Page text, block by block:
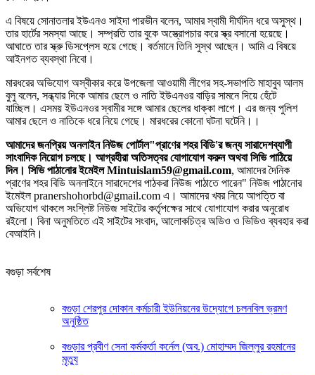
এ বিষয়ে সোনাতলার ইউএনও সাইদা পারভীন বলেন, আমার স্বামী দীর্ঘদিন ধরে অসুস্থ।
তার হার্টের সমস্যা আছে। সম্প্রতি তার বুকে অস্ত্রোপচার করে স্ক্র বসানো হয়েছে।
আঘাতে তার স্ক্রু ডিসপ্লেস হয়ে গেছে। বর্তমানে তিনি সুস্থ আছেন। আমি এ বিষয়ে
আইনগত ব্যবস্থা নিবো।
মারধরের অভিযোগ অস্বীকার করে উপজেলা আওয়ামী লীগের সহ-সভাপতি মাহাবুব আলম
বুলু বলেন, সন্ধ্যার দিকে আমার ছেলে ও নাতি ইউএনওর বাড়ির সামনে দিয়ে হেঁটে
যাচ্ছিল। এসময় ইউএনওর স্বামীর সঙ্গে আমার ছেলের ধাক্কা লাগে। এর জন্য পুলিশ
আমার ছেলে ও নাতিকে ধরে নিয়ে গেছে। মারধরের কোনো ঘটনা ঘটেনি।।
আমাদের জনপ্রিয় অনলাইন নিউজ পোর্টাল"প্রাণের শহর বিডি'র জন্য সারাদেশব্যাপী
সাংবাদিক নিয়োগ চলছে। আগ্রহীরা অতিসত্বর যোগাযোগ করুন অথবা সিভি পাঠিয়ে
দিন। সিভি পাঠানোর ইমেইল Mintuislam59@gmail.com, আমাদের দৈনিক
প্রাণের শহর বিডি অনলাইনে সারাদেশের পাঠকরা নিউজ পাঠাতে পারেন" নিউজ পাঠানোর
ইমেইল pranershohorbd@gmail.com এ। আমাদের খবর নিয়ে আপত্তি বা
অভিযোগ থাকলে সংশ্লিষ্ট নিউজ সাইটের কর্তৃপক্ষের সাথে যোগাযোগ করার অনুরোধ
রইলো। বিনা অনুমতিতে এই সাইটের সংবাদ, আলোকচিত্র অডিও ও ভিডিও ব্যবহার করা
বেআইনি।
বগুড়া সর্বশেষ
বগুড়া শেরপুর দোকান কর্মচারী ইউনিয়নের উদ্যোগে চলনবিল ভ্রমণ
অনুষ্ঠিত
বগুড়ার প্রবীণ সেনা কর্মকর্তা কর্নেল (অব.) মোহাম্মদ জিল্লুর রহমানের
মৃত্যু